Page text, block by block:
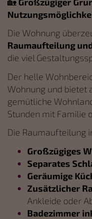
Nutzungsmö
Die Wohnung
Raumaufteilung
die viel
Der helle
Wohnung und bietet
gemütliche
Stunden mit Familie
Die Raumaufteilung
Großzügiges
Separates
Geräumige K
Zusätzlicher
Ankleide oder
Badezimmer